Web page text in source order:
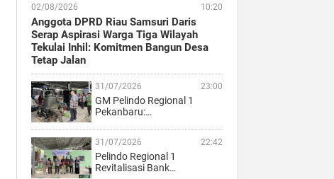
02/08/2026 10:20
Anggota DPRD Riau Samsuri Daris
Serap Aspirasi Warga Tiga Wilayah
Tekulai Inhil: Komitmen Bangun Desa
Tetap Jalan
31/07/2026 23:00
GM Pelindo Regional 1
Pekanbaru:…
31/07/2026 22:42
Pelindo Regional 1
Revitalisasi Bank…